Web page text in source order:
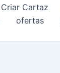
Criar Cartaz
ofertas